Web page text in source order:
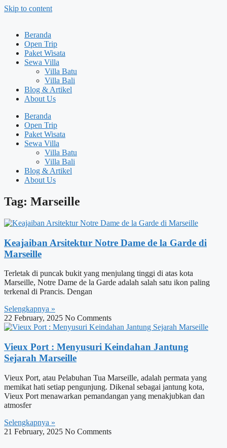
Skip to content
Beranda
Open Trip
Paket Wisata
Sewa Villa
Villa Batu
Villa Bali
Blog & Artikel
About Us
Beranda
Open Trip
Paket Wisata
Sewa Villa
Villa Batu
Villa Bali
Blog & Artikel
About Us
Tag: Marseille
Keajaiban Arsitektur Notre Dame de la Garde di
Marseille
Terletak di puncak bukit yang menjulang tinggi di atas kota
Marseille, Notre Dame de la Garde adalah salah satu ikon paling
terkenal di Prancis. Dengan
Selengkapnya »
22 February, 2025 No Comments
Vieux Port : Menyusuri Keindahan Jantung
Sejarah Marseille
Vieux Port, atau Pelabuhan Tua Marseille, adalah permata yang
memikat hati setiap pengunjung. Dikenal sebagai jantung kota,
Vieux Port menawarkan pemandangan yang menakjubkan dan
atmosfer
Selengkapnya »
21 February, 2025 No Comments